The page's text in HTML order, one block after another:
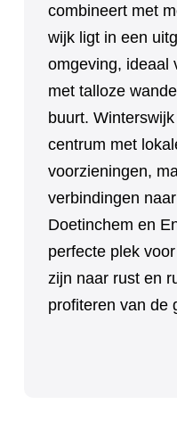
combineert met
wijk ligt in een
omgeving, ideaal
met talloze
buurt.
centrum met
voorzieningen,
verbindingen
Doetinchem en
perfecte plek
zijn naar rust en
profiteren van de